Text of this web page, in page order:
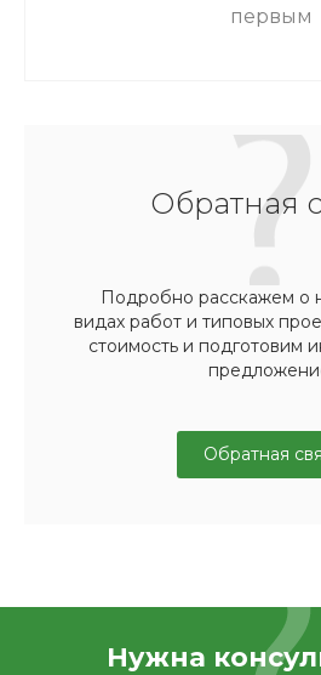
первым
Обратная
Подробно расскажем о
видах работ и типовых
стоимость и подготовим
Обратная
Нужна